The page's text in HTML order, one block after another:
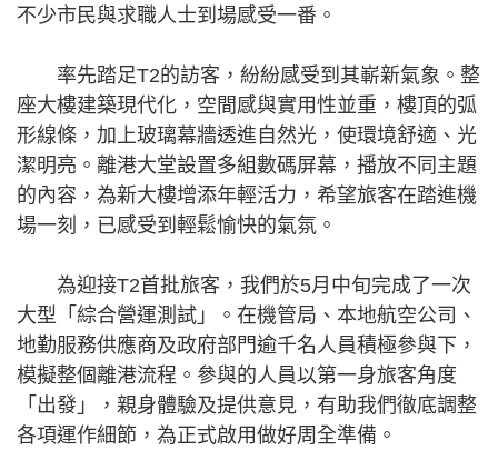
不少市民與求職人士到場感受一番。
率先踏足T2的訪客，紛紛感受到其嶄新氣象。整
座大樓建築現代化，空間感與實用性並重，樓頂的弧
形線條，加上玻璃幕牆透進自然光，使環境舒適、光
潔明亮。離港大堂設置多組數碼屏幕，播放不同主題
的內容，為新大樓增添年輕活力，希望旅客在踏進機
場一刻，已感受到輕鬆愉快的氣氛。
為迎接T2首批旅客，我們於5月中旬完成了一次
大型「綜合營運測試」。在機管局、本地航空公司、
地勤服務供應商及政府部門逾千名人員積極參與下，
模擬整個離港流程。參與的人員以第一身旅客角度
「出發」，親身體驗及提供意見，有助我們徹底調整
各項運作細節，為正式啟用做好周全準備。